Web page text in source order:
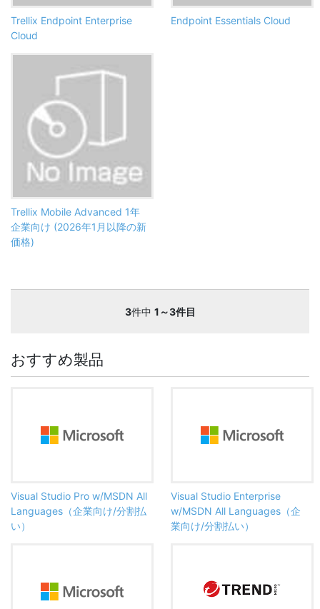
Trellix Endpoint Enterprise
Cloud
Endpoint Essentials Cloud
Trellix Mobile Advanced 1年
企業向け (2026年1月以降の新
価格)
3件中 1～3件目
おすすめ製品
Visual Studio Pro w/MSDN All
Languages（企業向け/分割払
い）
Visual Studio Enterprise
w/MSDN All Languages（企
業向け/分割払い）